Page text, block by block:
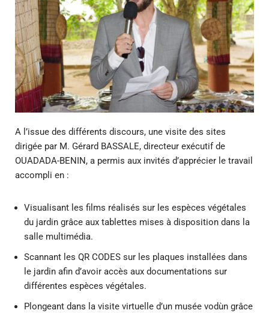
A l’issue des différents discours, une visite des sites
dirigée par M. Gérard BASSALE, directeur exécutif de
OUADADA-BENIN, a permis aux invités d’apprécier le travail
accompli en :
Visualisant les films réalisés sur les espèces végétales
du jardin grâce aux tablettes mises à disposition dans la
salle multimédia.
Scannant les QR CODES sur les plaques installées dans
le jardin afin d’avoir accès aux documentations sur
différentes espèces végétales.
Plongeant dans la visite virtuelle d’un musée vodùn grâce